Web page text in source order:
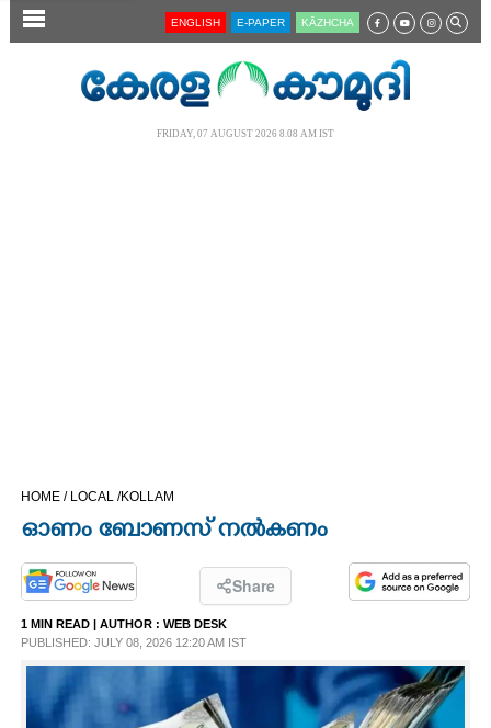
SECTIONS
OPINION
PHOTOS
LIFESTYLE
ENGLISH E-PAPER KĀZHCHA
FRIDAY, 07 AUGUST 2026 8.08 AM IST
HOME / LOCAL /KOLLAM
ഓണം ബോണസ് നൽകണം
Share
1 MIN READ | AUTHOR : WEB DESK
PUBLISHED: JULY 08, 2026 12:20 AM IST